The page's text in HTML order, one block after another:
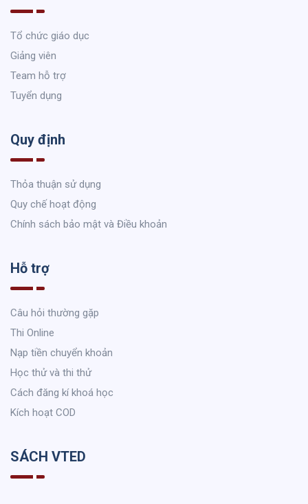
Tổ chức giáo dục
Giảng viên
Team hỗ trợ
Tuyển dụng
Quy định
Thỏa thuận sử dụng
Quy chế hoạt động
Chính sách bảo mật và Điều khoản
Hỗ trợ
Câu hỏi thường gặp
Thi Online
Nạp tiền chuyển khoản
Học thử và thi thử
Cách đăng kí khoá học
Kích hoạt COD
SÁCH VTED